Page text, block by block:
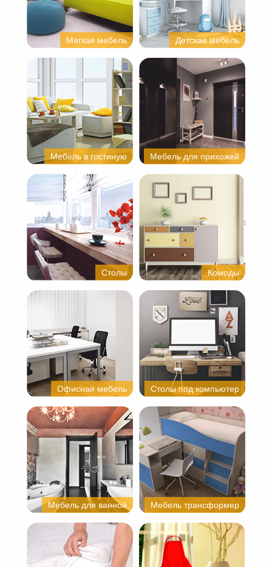
Мягкая мебель Детская мебель
Мебель в гостиную Мебель для прихожей
Столы Комоды
Офисная мебель Столы под компьютер
Мебель для ванной Мебель трансформер